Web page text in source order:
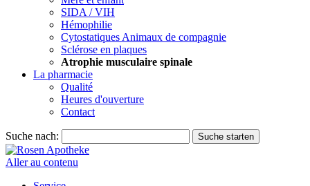
SIDA / VIH
Hémophilie
Cytostatiques Animaux de compagnie
Sclérose en plaques
Atrophie musculaire spinale
La pharmacie
Qualité
Heures d'ouverture
Contact
Suche nach: Suche starten
Aller au contenu